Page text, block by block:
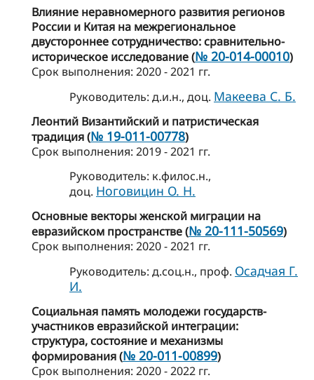
Влияние неравномерного развития регионов
России и Китая на межрегиональное
двустороннее сотрудничество: сравнительно-
историческое исследование (№ 20-014-00010)
Cрок выполнения: 2020 - 2021 гг.
Руководитель: д.и.н., доц. Макеева С. Б.
Леонтий Византийский и патристическая
традиция (№ 19-011-00778)
Cрок выполнения: 2019 - 2021 гг.
Руководитель: к.филос.н.,
доц. Ноговицин О. Н.
Основные векторы женской миграции на
евразийском пространстве (№ 20-111-50569)
Cрок выполнения: 2020 - 2021 гг.
Руководитель: д.соц.н., проф. Осадчая Г.
И.
Социальная память молодежи государств-
участников евразийской интеграции:
структура, состояние и механизмы
формирования (№ 20-011-00899)
Cрок выполнения: 2020 - 2022 гг.